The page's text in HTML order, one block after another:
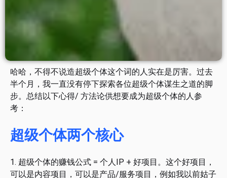
哈哈，不得不说造超级个体这个词的人实在是厉害。过去
半个月，我一直没有停下探索各位超级个体谋生之道的脚
步。总结以下心得/ 方法论供想要成为超级个体的人参
考：
超级个体两个核心
1. 超级个体的赚钱公式 = 个人IP + 好项目。这个好项目，
可以是内容项目，可以是产品/服务项目，例如我以前姑子